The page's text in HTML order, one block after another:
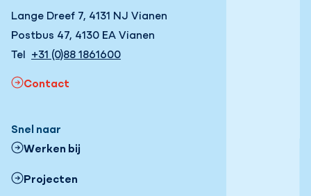
Lange Dreef 7, 4131 NJ Vianen
Postbus 47, 4130 EA Vianen
Tel +31 (0)88 1861600
Contact
Snel naar
Werken bij
Projecten